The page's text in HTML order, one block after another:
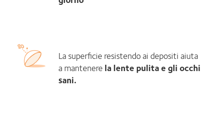
La superficie resistendo ai depositi aiuta
a mantenere la lente pulita e gli occhi
sani.